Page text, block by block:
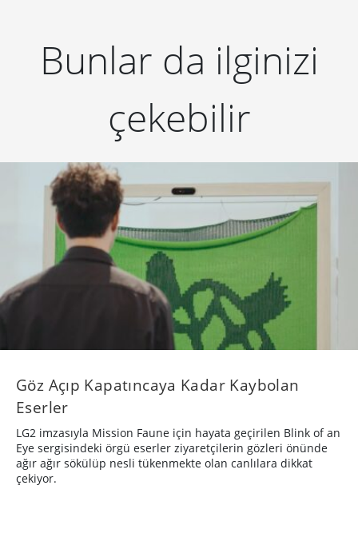
Bunlar da ilginizi
çekebilir
Göz Açıp Kapatıncaya Kadar Kaybolan
Eserler
LG2 imzasıyla Mission Faune için hayata geçirilen Blink of an
Eye sergisindeki örgü eserler ziyaretçilerin gözleri önünde
ağır ağır sökülüp nesli tükenmekte olan canlılara dikkat
çekiyor.